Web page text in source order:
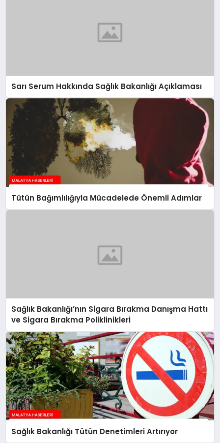
Sarı Serum Hakkında Sağlık Bakanlığı Açıklaması
Tütün Bağımlılığıyla Mücadelede Önemli Adımlar
Sağlık Bakanlığı’nın Sigara Bırakma Danışma Hattı
ve Sigara Bırakma Poliklinikleri
Sağlık Bakanlığı Tütün Denetimleri Artırıyor